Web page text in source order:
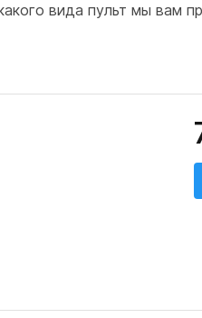
вида пульт мы вам